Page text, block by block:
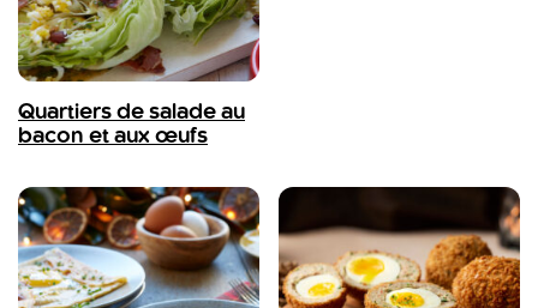
Quartiers de salade au
bacon et aux œufs